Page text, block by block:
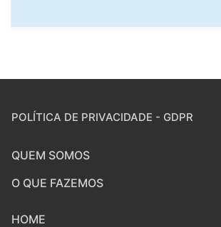
POLÍTICA DE PRIVACIDADE - GDPR
QUEM SOMOS
O QUE FAZEMOS
HOME